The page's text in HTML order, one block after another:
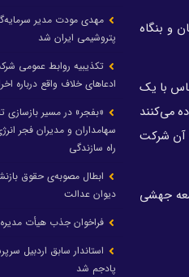
و بنگاه
با یک
می‌کنند
آن شرکت
و توسعه جهشی
مهدی مودت مدیر
پتروشیمی ایران شد
تکذیبیه روابط عمومی
ادعاهای خلاف واقع درباره
«بفجر» در مسیر بازسازی
سهامداران و مدیران فجر
راه سازندگی
ابطال مصوبه‌ی حقوق
دیوان عدالت
فراخوان جذب هیأت مدیره
استاندار سابق اردبیل
پادجم شد